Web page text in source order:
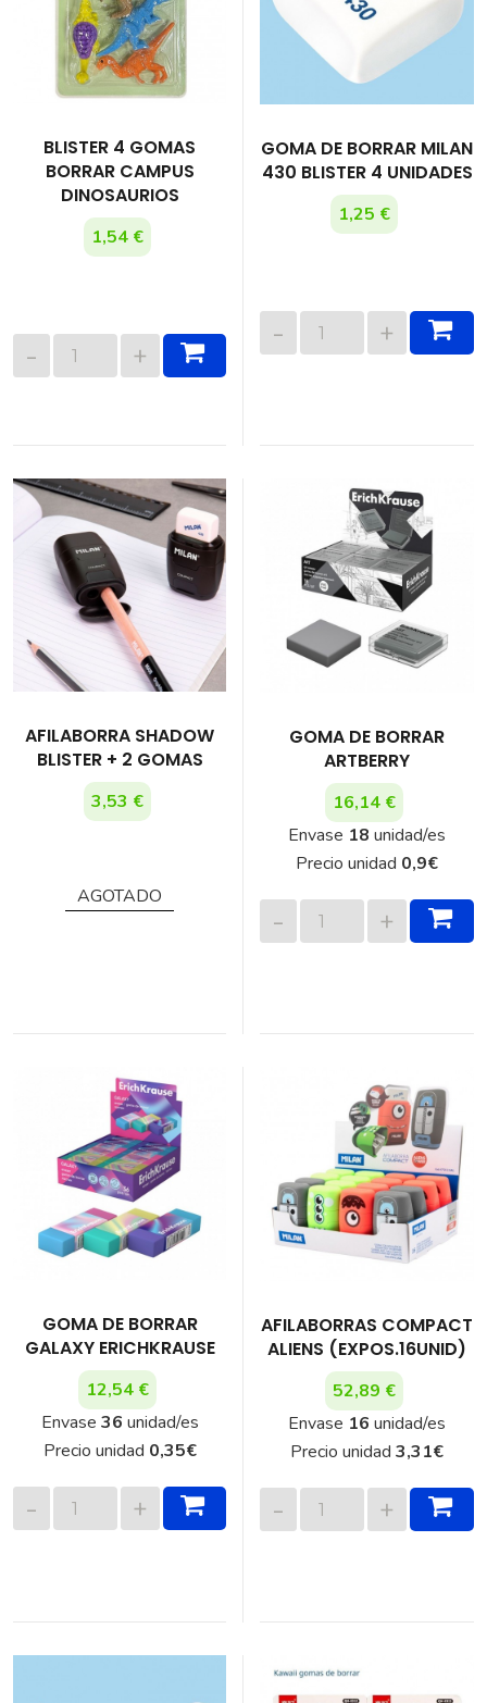
BLISTER 4 GOMAS
BORRAR CAMPUS
DINOSAURIOS
1,54 €
GOMA DE BORRAR MILAN
430 BLISTER 4 UNIDADES
1,25 €
AFILABORRA SHADOW
BLISTER + 2 GOMAS
3,53 €
AGOTADO
GOMA DE BORRAR
ARTBERRY
16,14 €
Envase 18 unidad/es
Precio unidad 0,9€
GOMA DE BORRAR
GALAXY ERICHKRAUSE
12,54 €
Envase 36 unidad/es
Precio unidad 0,35€
AFILABORRAS COMPACT
ALIENS (EXPOS.16UNID)
52,89 €
Envase 16 unidad/es
Precio unidad 3,31€